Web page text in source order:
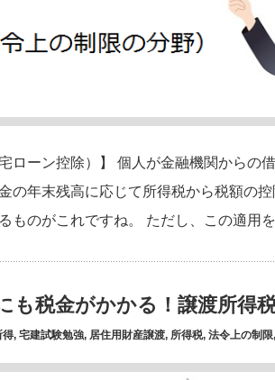
ローン控除）】 個人が金融機関からの
の年末残高に応じて所得税から税額の
ものがこれですね。 ただし、この適用
も税金がかかる！譲渡所得
得, 宅建試験勉強, 居住用財産譲渡, 所得税, 法令上の制限,